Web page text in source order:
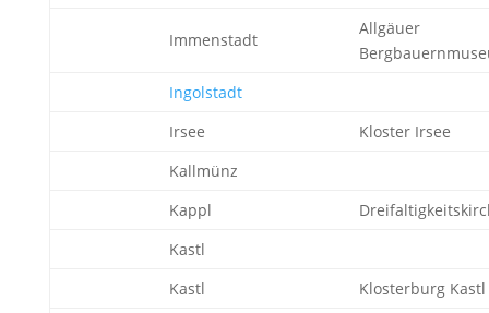
Immenstadt
Allgäuer
Ingolstadt
Irsee
Kloster Irsee
Kallmünz
Kappl
Kastl
Kastl
Klosterburg Kastl